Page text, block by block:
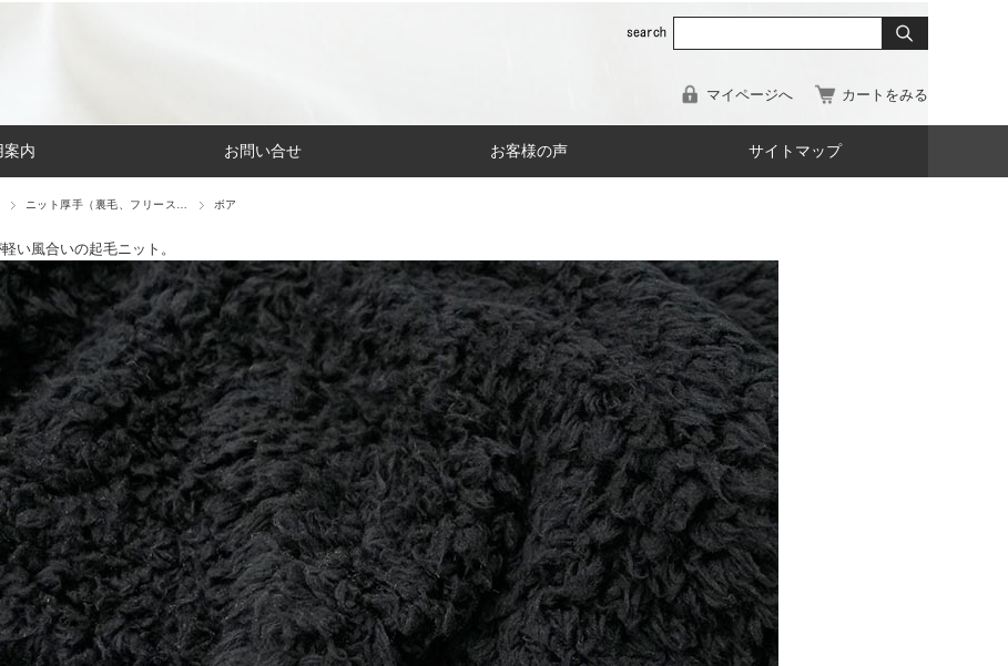
マイページへ カートをみる
案内 お問い合せ お客様の声 サイトマップ
ニット厚手（裏毛、フリース… ボア
い風合いの起毛ニット。